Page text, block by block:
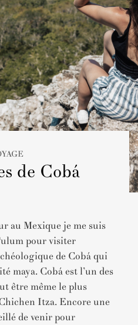
de Cobá
au Mexique je me suis
pour visiter
de Cobá qui
maya. Cobá est l’un des
être même le plus
Itza. Encore une
de venir pour